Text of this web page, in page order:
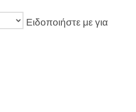
Ειδοποιήστε με για